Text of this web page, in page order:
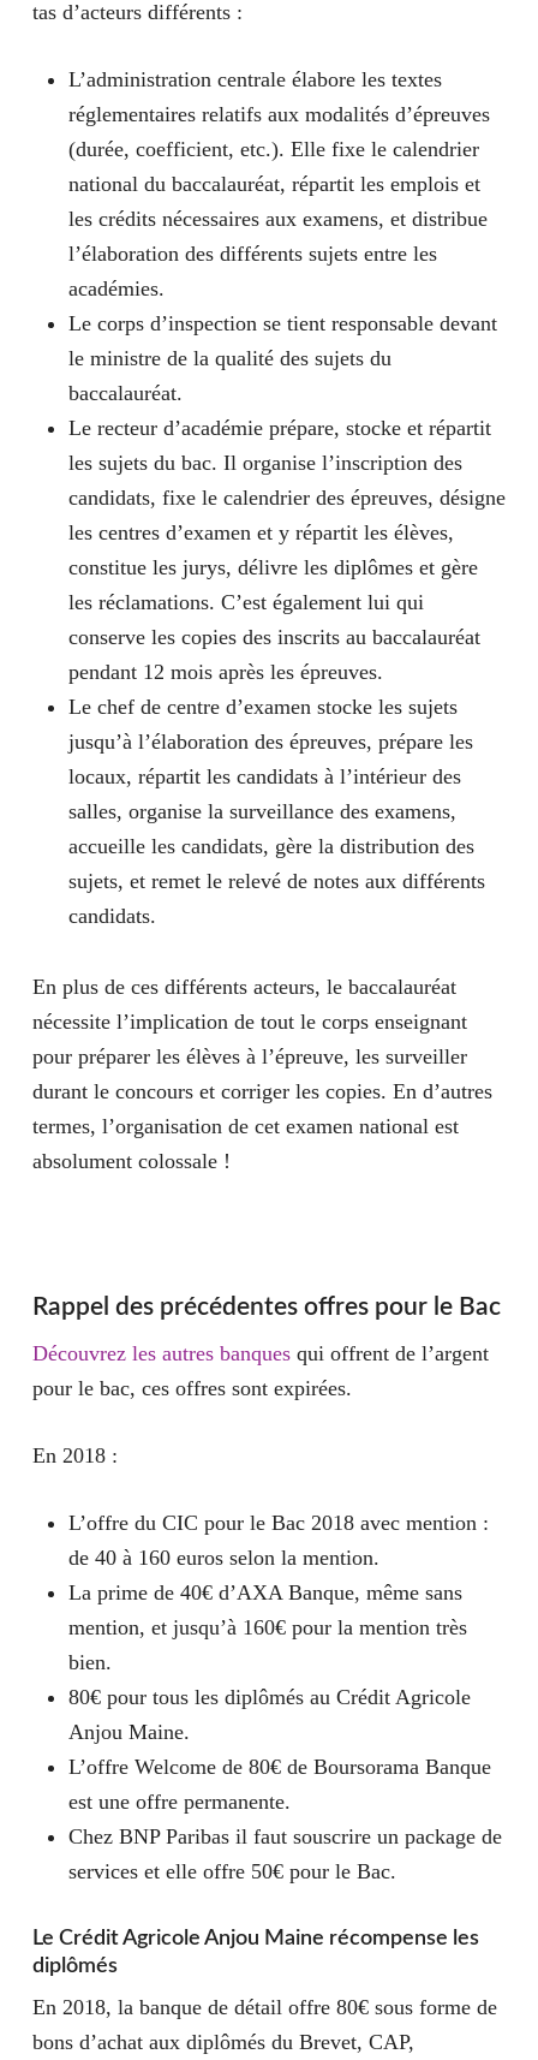
tas d’acteurs différents :
L’administration centrale élabore les textes
réglementaires relatifs aux modalités d’épreuves
(durée, coefficient, etc.). Elle fixe le calendrier
national du baccalauréat, répartit les emplois et
les crédits nécessaires aux examens, et distribue
l’élaboration des différents sujets entre les
académies.
Le corps d’inspection se tient responsable devant
le ministre de la qualité des sujets du
baccalauréat.
Le recteur d’académie prépare, stocke et répartit
les sujets du bac. Il organise l’inscription des
candidats, fixe le calendrier des épreuves, désigne
les centres d’examen et y répartit les élèves,
constitue les jurys, délivre les diplômes et gère
les réclamations. C’est également lui qui
conserve les copies des inscrits au baccalauréat
pendant 12 mois après les épreuves.
Le chef de centre d’examen stocke les sujets
jusqu’à l’élaboration des épreuves, prépare les
locaux, répartit les candidats à l’intérieur des
salles, organise la surveillance des examens,
accueille les candidats, gère la distribution des
sujets, et remet le relevé de notes aux différents
candidats.
En plus de ces différents acteurs, le baccalauréat
nécessite l’implication de tout le corps enseignant
pour préparer les élèves à l’épreuve, les surveiller
durant le concours et corriger les copies. En d’autres
termes, l’organisation de cet examen national est
absolument colossale !
Rappel des précédentes offres pour le Bac
Découvrez les autres banquesqui offrent de l’argent
pour le bac, ces offres sont expirées.
En 2018 :
L’offre du CIC pour le Bac 2018 avec mention :
de 40 à 160 euros selon la mention.
La prime de 40€ d’AXA Banque, même sans
mention, et jusqu’à 160€ pour la mention très
bien.
80€ pour tous les diplômés au Crédit Agricole
Anjou Maine.
L’offre Welcome de 80€ de Boursorama Banque
est une offre permanente.
Chez BNP Paribas il faut souscrire un package de
services et elle offre 50€ pour le Bac.
Le Crédit Agricole Anjou Maine récompense les
diplômés
En 2018, la banque de détail offre 80€ sous forme de
bons d’achat aux diplômés du Brevet, CAP,